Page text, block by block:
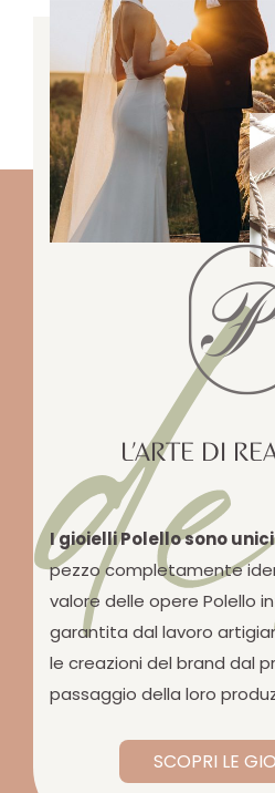
L’ARTE DI
I gioielli Polello sono unici
pezzo completamente
valore delle opere Polello
garantita dal lavoro
le creazioni del brand dal
passaggio della loro
SCOPRI LE